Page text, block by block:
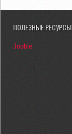
ПОЛЕЗНЫЕ РЕСУРСЫ
Jooble